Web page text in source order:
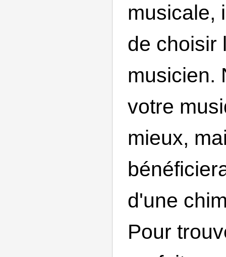
musicale,
de choisir
musicien.
votre
mieux,
d'une
Pour